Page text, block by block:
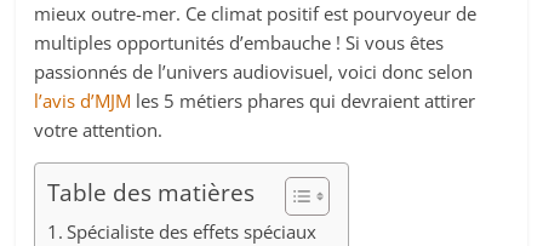
mieux outre-mer. Ce climat positif est pourvoyeur de
multiples opportunités d’embauche ! Si vous êtes
passionnés de l’univers audiovisuel, voici donc selon
l’avis d’MJM les 5 métiers phares qui devraient attirer
votre attention.
Table des matières
Spécialiste des effets spéciaux